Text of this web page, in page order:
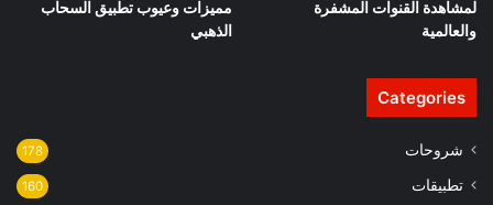
لمشاهدة القنوات المشفرة
والعالمية
مميزات وعيوب تطبيق السحاب
الذهبي
Categories
شروحات 178
تطبيقات 160